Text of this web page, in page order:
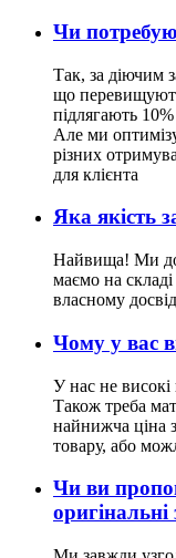
Чи
Так, за діючим
що
підлягають
Але ми
різних
для клієнта
Яка якість
Найвища! Ми
маємо на
власному
Чому у вас
У нас не
Також треба
найнижча ціна
товару, або
Чи ви